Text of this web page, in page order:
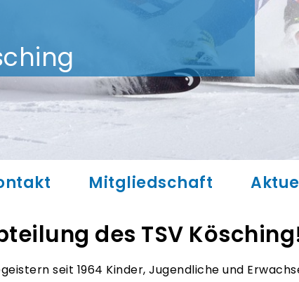
Mitgliedschaft
des TSV
seit 1964 Kinder, Jugendliche und